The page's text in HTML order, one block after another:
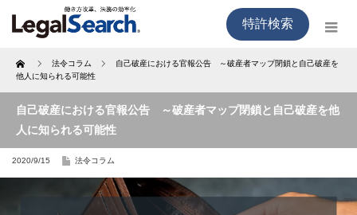
特許検索
Home 法令コラム
自己破産における官報公告 ～破産者マップ閉鎖と自己破産を
他人に知られる可能性
自己破産における官報公告 ～破産者マップ閉鎖と自己破産を他
人に知られる可能性
2020/9/15 法令コラム